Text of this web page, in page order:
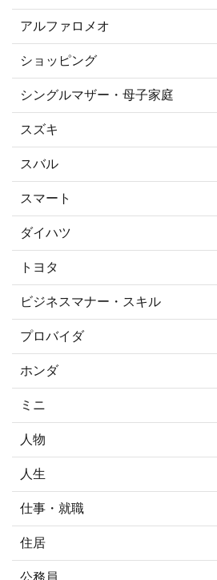
アルファロメオ
ショッピング
シングルマザー・母子家庭
スズキ
スバル
スマート
ダイハツ
トヨタ
ビジネスマナー・スキル
プロバイダ
ホンダ
ミニ
人物
人生
仕事・就職
住居
公務員